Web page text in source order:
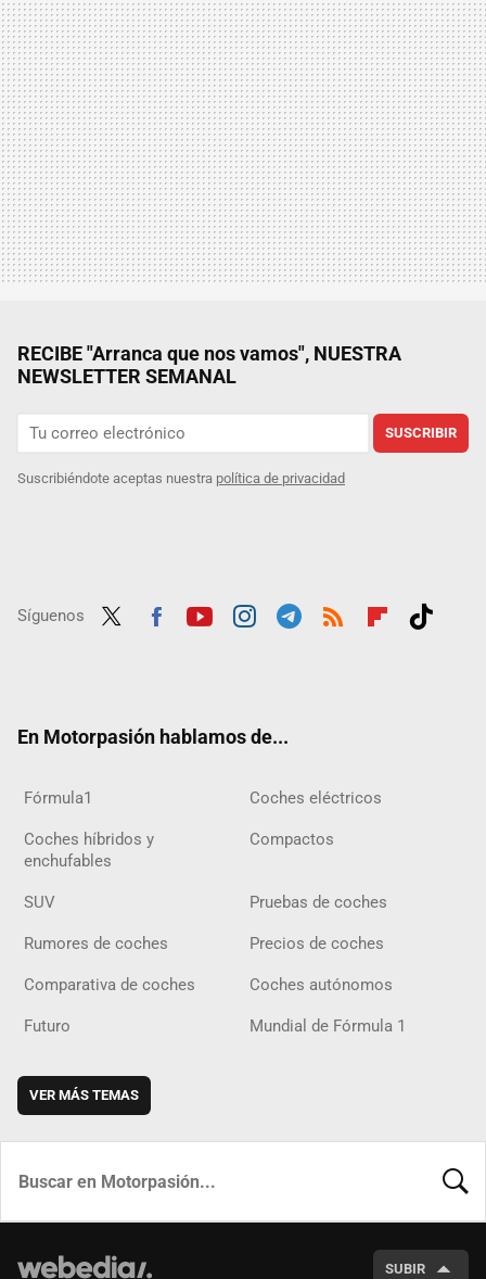
RECIBE "Arranca que nos vamos", NUESTRA
NEWSLETTER SEMANAL
SUSCRIBIR
Suscribiéndote aceptas nuestra política de privacidad
Síguenos
En Motorpasión hablamos de...
Fórmula1 Coches eléctricos
Coches híbridos y
enchufables
Compactos
SUV Pruebas de coches
Rumores de coches Precios de coches
Comparativa de coches Coches autónomos
Futuro Mundial de Fórmula 1
VER MÁS TEMAS
SUBIR